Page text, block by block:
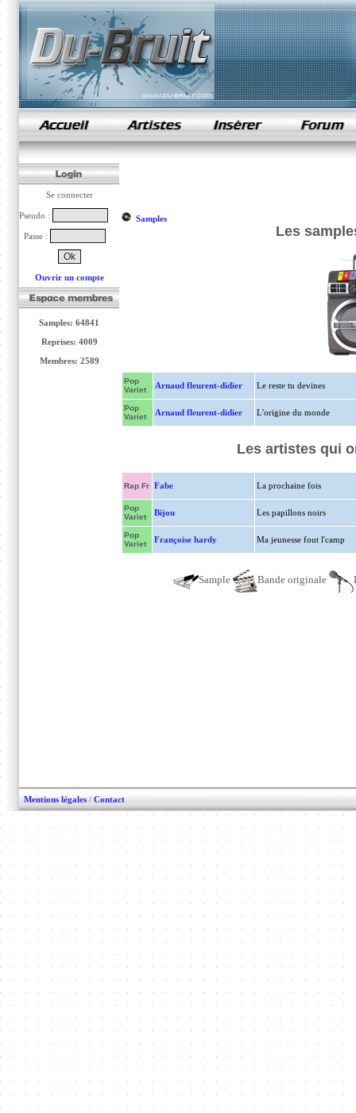
samples de rap
Se connecter
Pseudo :
Passe :
Ouvrir un compte
Samples: 64841
Reprises: 4009
Membres: 2589
Samples
Les
Pop
Variet
Arnaud fleurent-didier Le reste tu devines
Pop
Variet
Arnaud fleurent-didier L'origine du monde
Les artistes qui
Rap Fr Fabe La prochaine fois
Pop
Variet
Bijou Les papillons noirs
Pop
Variet
Françoise hardy Ma jeunesse fout l'camp
Sample Bande originale
Mentions légales / Contact